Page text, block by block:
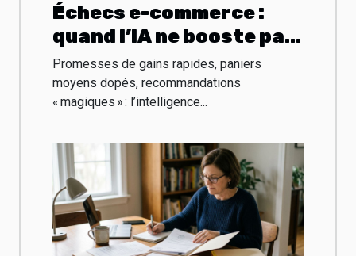
Échecs e-commerce :
quand l’IA ne booste pas
le panier moyen
Promesses de gains rapides, paniers
moyens dopés, recommandations
« magiques » : l’intelligence...